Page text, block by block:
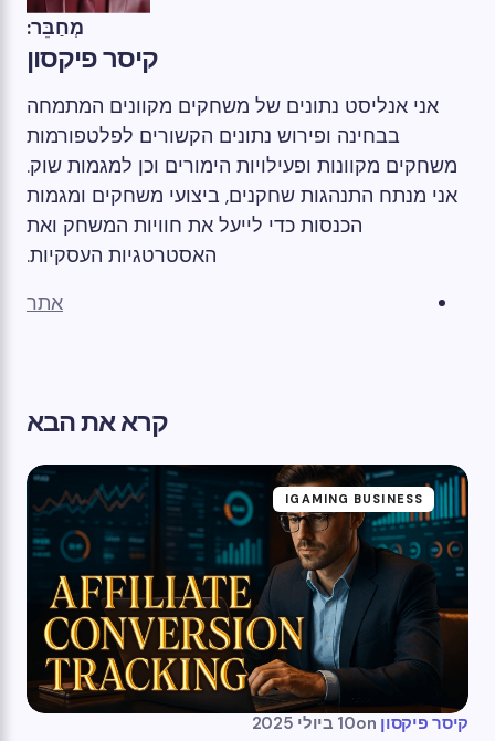
מְחַבֵּר:
קיסר פיקסון
אני אנליסט נתונים של משחקים מקוונים המתמחה
בבחינה ופירוש נתונים הקשורים לפלטפורמות
משחקים מקוונות ופעילויות הימורים וכן למגמות שוק.
אני מנתח התנהגות שחקנים, ביצועי משחקים ומגמות
הכנסות כדי לייעל את חוויות המשחק ואת
האסטרטגיות העסקיות.
אתר
קרא את הבא
IGAMING BUSINESS
קיסר פיקסון on10 ביולי 2025